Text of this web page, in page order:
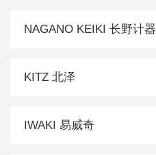
NAGANO KEIKI 长野计器
KITZ 北泽
IWAKI 易威奇